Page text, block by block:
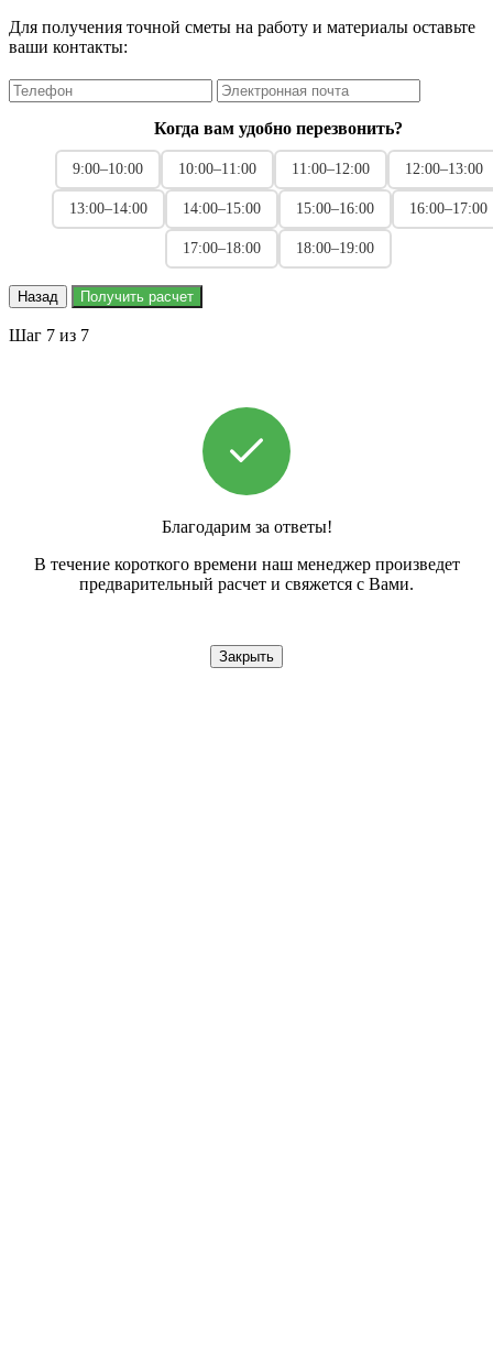
Для получения точной сметы на работу и материалы оставьте
ваши контакты:
Когда вам удобно перезвонить?
9:00–10:00 10:00–11:00 11:00–12:00 12:00–13:00
13:00–14:00 14:00–15:00 15:00–16:00 16:00–17:00
17:00–18:00 18:00–19:00
Назад Получить расчет
Шаг 7 из 7
Благодарим за ответы!
В течение короткого времени наш менеджер произведет
предварительный расчет и свяжется с Вами.
Закрыть